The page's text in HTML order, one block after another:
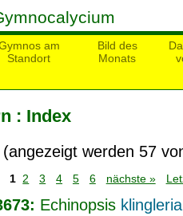
am
Standort
Bild des
Monats
: Index
werden 57
1 2 3 4 5 6 nächste »
Echinopsis